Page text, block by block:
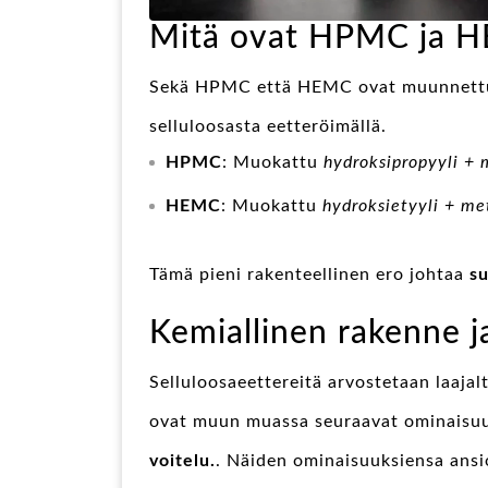
Mitä ovat HPMC ja
Sekä HPMC että HEMC ovat
selluloosasta eetteröimällä.
HPMC: Muokattu hydroksipropyyli +
HEMC: Muokattu hydroksietyyli +
Tämä pieni rakenteellinen ero johtaa
Kemiallinen rakenne
Selluloosaeettereitä arvostetaan
ovat muun muassa seuraavat
voitelu.. Näiden ominaisuuksiensa